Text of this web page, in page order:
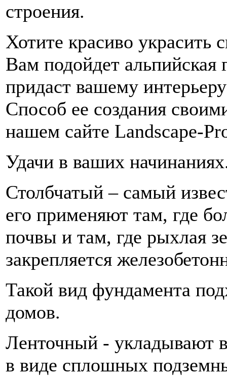
строения.
Хотите красиво украсить
Вам подойдет альпийская
придаст вашему
Способ ее создания
нашем сайте Landscape-
Удачи в ваших
Столбчатый – самый
его применяют там, где
почвы и там, где рыхлая
закрепляется
Такой вид фундамента
домов.
Ленточный - укладывают
в виде сплошных